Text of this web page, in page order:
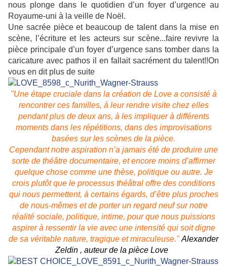
nous plonge dans le quotidien d’un foyer d’urgence au
Royaume-uni à la veille de Noël.
Une sacrée pièce et beaucoup de talent dans la mise en
scène, l’écriture et les acteurs sur scène...faire revivre la
pièce principale d’un foyer d’urgence sans tomber dans la
caricature avec pathos il en fallait sacrément du talent!!On
vous en dit plus de suite
"Une étape cruciale dans la création de Love a consisté à
rencontrer ces familles, à leur rendre visite chez elles
pendant plus de deux ans, à les impliquer à différents
moments dans les répétitions, dans des improvisations
basées sur les scènes de la pièce.
Cependant notre aspiration n’a jamais été de produire une
sorte de théâtre documentaire, et encore moins d’affirmer
quelque chose comme une thèse, politique ou autre. Je
crois plutôt que le processus théâtral offre des conditions
qui nous permettent, à certains égards, d’être plus proches
de nous-mêmes et de porter un regard neuf sur notre
réalité sociale, politique, intime, pour que nous puissions
aspirer à ressentir la vie avec une intensité qui soit digne
de sa véritable nature, tragique et miraculeuse."Alexander
Zeldin , auteur de la pièce Love